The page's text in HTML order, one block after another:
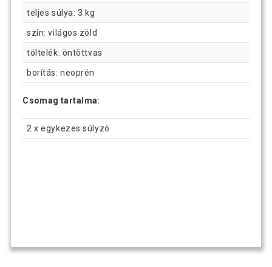
teljes súlya: 3 kg
szín: világos zöld
töltelék: öntöttvas
borítás: neoprén
Csomag tartalma:
2 x egykezes súlyzó